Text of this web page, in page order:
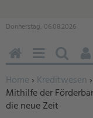
Donnerstag, 06.08.2026
Sie befinden sich hier:
Home › Kreditwesen ›
Mithilfe der
die neue Zeit
HOMEMENÜ